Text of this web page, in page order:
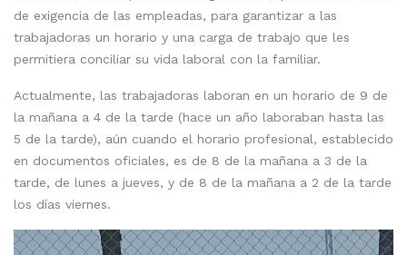
de exigencia de las empleadas, para garantizar a las
trabajadoras un horario y una carga de trabajo que les
permitiera conciliar su vida laboral con la familiar.
Actualmente, las trabajadoras laboran en un horario de 9 de
la mañana a 4 de la tarde (hace un año laboraban hasta las
5 de la tarde), aún cuando el horario profesional, establecido
en documentos oficiales, es de 8 de la mañana a 3 de la
tarde, de lunes a jueves, y de 8 de la mañana a 2 de la tarde
los días viernes.